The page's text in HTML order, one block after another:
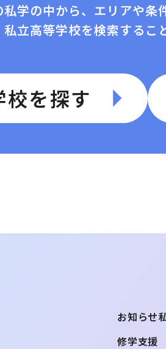
学の中から、エリアや条
⽴⾼等学校を検索するこ
を探す
お知らせ
修学支援